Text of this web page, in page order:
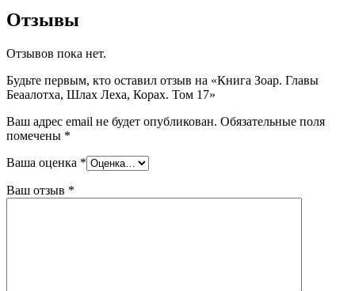
Отзывы
Отзывов пока нет.
Будьте первым, кто оставил отзыв на «Книга Зоар. Главы
Беаалотха, Шлах Леха, Корах. Том 17»
Ваш адрес email не будет опубликован. Обязательные поля
помечены *
Ваша оценка *
Ваш отзыв *